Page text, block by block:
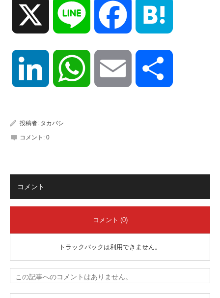
Line Facebook
LinkedIn WhatsApp Email
投稿者: タカバシ
コメント: 0
コメント
コメント (0)
トラックバックは利用できません。
この記事へのコメントはありません。